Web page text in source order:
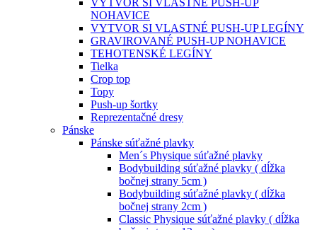
VYTVOR SI VLASTNÉ PUSH-UP
NOHAVICE
VYTVOR SI VLASTNÉ PUSH-UP LEGÍNY
GRAVIROVANÉ PUSH-UP NOHAVICE
TEHOTENSKÉ LEGÍNY
Tielka
Crop top
Topy
Push-up šortky
Reprezentačné dresy
Pánske
Pánske súťažné plavky
Men´s Physique súťažné plavky
Bodybuilding súťažné plavky ( dĺžka
bočnej strany 5cm )
Bodybuilding súťažné plavky ( dĺžka
bočnej strany 2cm )
Classic Physique súťažné plavky ( dĺžka